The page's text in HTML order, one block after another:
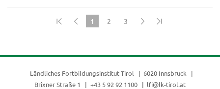
1
2 3
Ländliches Fortbildungsinstitut Tirol
6020 Innsbruck
Brixner Straße 1
+43 5 92 92 1100 lfi@lk-tirol.at